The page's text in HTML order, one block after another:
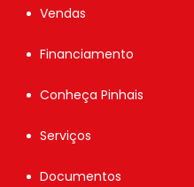
Vendas
Financiamento
Conheça Pinhais
Serviços
Documentos